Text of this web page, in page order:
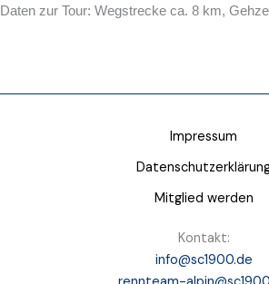
Daten zur Tour: Wegstrecke ca. 8 km,
Impressum
Mitglied werden
Kontakt:
info@sc1900.de